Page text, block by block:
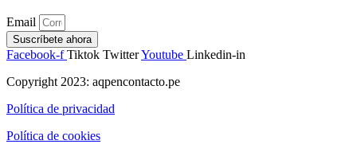
Email
Suscríbete ahora
Facebook-f Tiktok TwitterYoutube Linkedin-in
Copyright 2023: aqpencontacto.pe
Política de privacidad
Política de cookies